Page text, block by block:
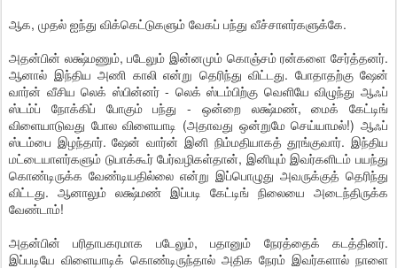
ஆக, முதல் ஐந்து விக்கெட்டுகளும் வேகப் பந்து வீச்சாளர்களுக்கே.
அதன்பின் லக்ஷ்மணும், படேலும் இன்னமும் கொஞ்சம் ரன்களை சேர்த்தனர்.
ஆனால் இந்திய அணி காலி என்று தெரிந்து விட்டது. போதாதற்கு ஷேன்
வார்ன் வீசிய லெக் ஸ்பின்னர் - லெக் ஸ்டம்பிற்கு வெளியே விழுந்து ஆஃப்
ஸ்டம்ப் நோக்கிப் போகும் பந்து - ஒன்றை லக்ஷ்மண், மைக் கேட்டிங்
விளையாடுவது போல விளையாடி (அதாவது ஒன்றுமே செய்யாமல்!) ஆஃப்
ஸ்டம்பை இழந்தார். ஷேன் வார்ன் இனி நிம்மதியாகத் தூங்குவார். இந்திய
மட்டையாளர்களும் டுபாக்கூர் பேர்வழிகள்தான், இனியும் இவர்களிடம் பயந்து
கொண்டிருக்க வேண்டியதில்லை என்று இப்பொழுது அவருக்குத் தெரிந்து
விட்டது. ஆனாலும் லக்ஷ்மண் இப்படி கேட்டிங் நிலையை அடைந்திருக்க
வேண்டாம்!
அதன்பின் பரிதாபகரமாக படேலும், பதானும் நேரத்தைக் கடத்தினர்.
இப்படியே விளையாடிக் கொண்டிருந்தால் அதிக நேரம் இவர்களால் நாளை